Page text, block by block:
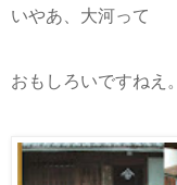
いやあ、大河って
おもしろいですねえ。